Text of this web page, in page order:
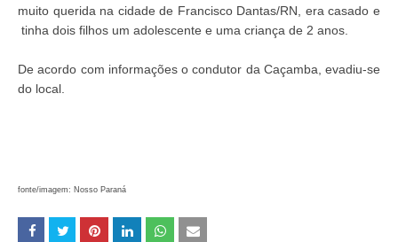
muito querida na cidade de Francisco Dantas/RN, era casado e
tinha dois filhos um adolescente e uma criança de 2 anos.
De acordo com informações o condutor da Caçamba, evadiu-se
do local.
fonte/imagem: Nosso Paraná